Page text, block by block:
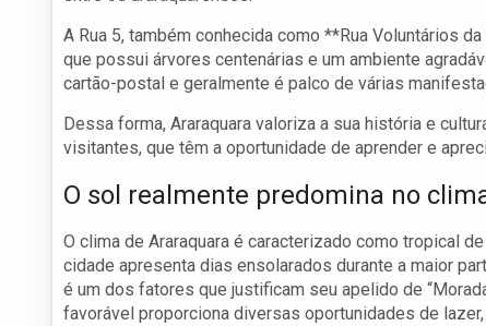
A Rua 5, também conhecida como **Rua Voluntários
que possui árvores centenárias e um ambiente
cartão-postal e geralmente é palco de várias
Dessa forma, Araraquara valoriza a sua história e
visitantes, que têm a oportunidade de aprender e
O sol realmente predomina no
O clima de Araraquara é caracterizado como tropical
cidade apresenta dias ensolarados durante a maior
é um dos fatores que justificam seu apelido de
favorável proporciona diversas oportunidades de